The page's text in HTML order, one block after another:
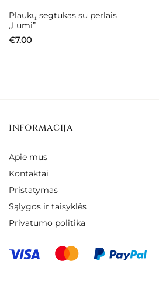
Plaukų segtukas su perlais
„Lumi”
€7.00
INFORMACIJA
Apie mus
Kontaktai
Pristatymas
Sąlygos ir taisyklės
Privatumo politika